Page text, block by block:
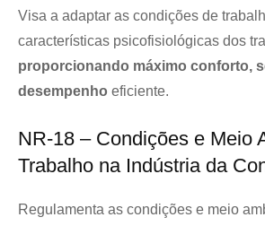
Visa a adaptar as condições de
características psicofisiológicas dos
proporcionando máximo conforto,
desempenho eficiente.
NR-18 – Condições e Meio
Trabalho na Indústria da
Regulamenta as condições e meio